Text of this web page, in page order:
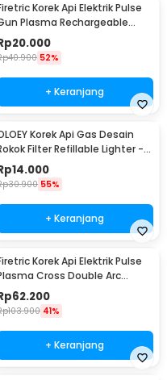
Korek Api Elektrik Pulse
Plasma Rechargeable
- MSDS
20.000
40.900 52%
+ Keranjang
Korek Api Gas Desain
Filter Refillable Lighter -
14.000
30.900 55%
+ Keranjang
Korek Api Elektrik Pulse
Cross Double Arc
- JL613-FD
62.200
103.900 41%
+ Keranjang